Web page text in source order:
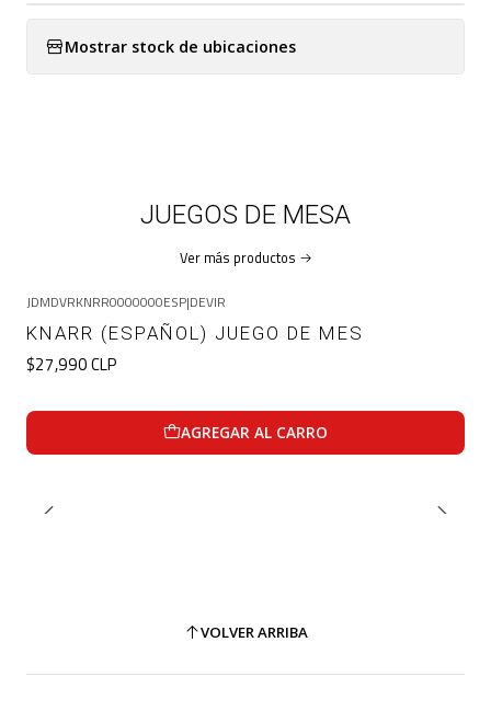
Mostrar stock de ubicaciones
JUEGOS DE MESA
Ver más productos
JDMDVRKNRR0000000ESP|DEVIR
KNARR (ESPAÑOL) JUEGO DE MES
$27,990 CLP
AGREGAR AL CARRO
VOLVER ARRIBA